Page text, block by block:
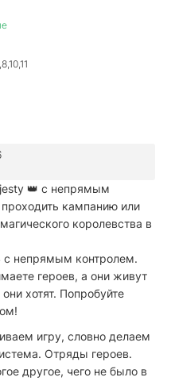
👑 с непрямым
кампанию или
королевства в
непрямым контролем.
героев, а они живут
хотят. Попробуйте
игру, словно делаем
Отряды героев.
другое, чего не было в